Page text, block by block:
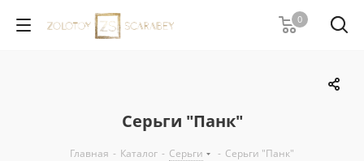
0
Серьги "Панк"
Главная - Каталог - Серьги - Серьги "Панк"